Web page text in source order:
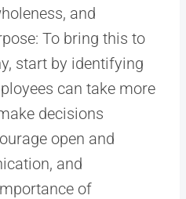
and
To bring this to
start by identifying
can take more
decisions
open and
and
of